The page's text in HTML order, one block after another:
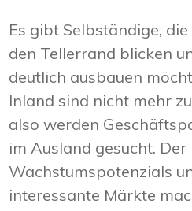
Es gibt Selbständige,
den Tellerrand blicken
deutlich ausbauen
Inland sind nicht mehr
also werden
im Ausland gesucht. Der
Wachstumspotenzials
interessante Märkte